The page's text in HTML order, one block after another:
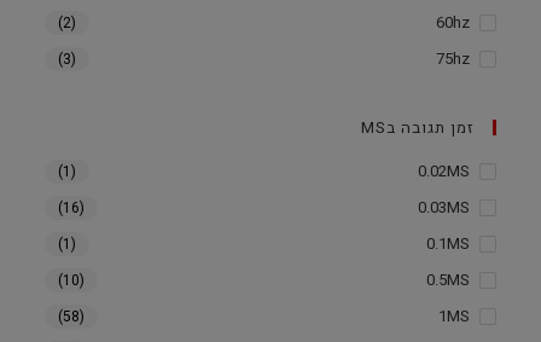
60hz
(2)
75hz
(3)
זמן תגובה בMS
0.02MS
(1)
0.03MS
(16)
0.1MS
(1)
0.5MS
(10)
1MS
(58)